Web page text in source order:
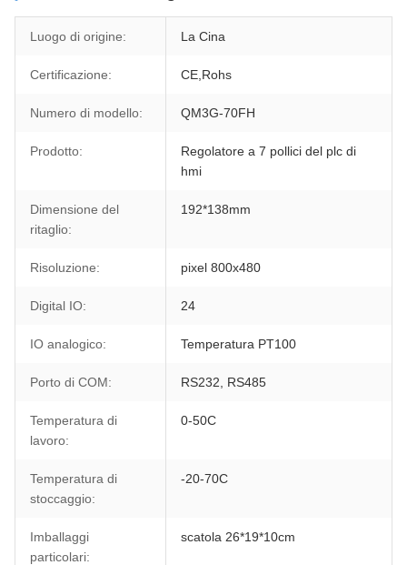
Luogo di origine: La Cina
Certificazione: CE,Rohs
Numero di modello: QM3G-70FH
Prodotto:
Regolatore a 7 pollici del plc di
hmi
Dimensione del
ritaglio:
192*138mm
Risoluzione: pixel 800x480
Digital IO: 24
IO analogico: Temperatura PT100
Porto di COM: RS232, RS485
Temperatura di
lavoro:
0-50C
Temperatura di
stoccaggio:
-20-70C
Imballaggi
particolari:
scatola 26*19*10cm